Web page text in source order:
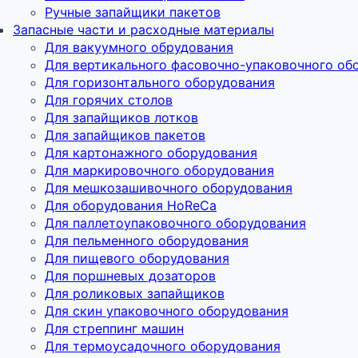
Ручные запайщики пакетов
Запасные части и расходные материалы
Для вакуумного обрудования
Для вертикального фасовочно-упаковочного
Для горизонтального оборудования
Для горячих столов
Для запайщиков лотков
Для запайщиков пакетов
Для картонажного оборудования
Для маркировочного оборудования
Для мешкозашивочного оборудования
Для оборудования HoReCa
Для паллетоупаковочного оборудования
Для пельменного оборудования
Для пищевого оборудования
Для поршневых дозаторов
Для роликовых запайщиков
Для скин упаковочного оборудования
Для стреппинг машин
Для термоусадочного оборудования